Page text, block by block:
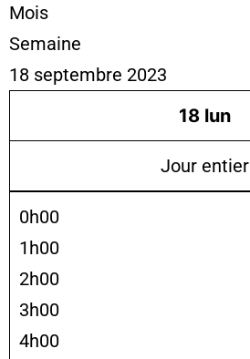
Mois
Semaine
18 septembre 2023
18 lun
Jour entier
0h00
1h00
2h00
3h00
4h00